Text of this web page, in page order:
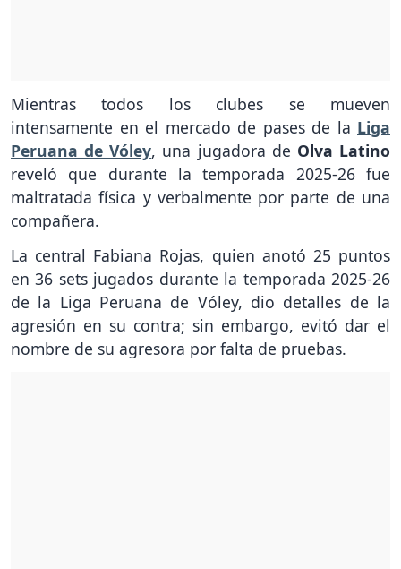
Mientras todos los clubes se mueven
intensamente en el mercado de pases de la Liga
Peruana de Vóley, una jugadora de Olva Latino
reveló que durante la temporada 2025-26 fue
maltratada física y verbalmente por parte de una
compañera.
La central Fabiana Rojas, quien anotó 25 puntos
en 36 sets jugados durante la temporada 2025-26
de la Liga Peruana de Vóley, dio detalles de la
agresión en su contra; sin embargo, evitó dar el
nombre de su agresora por falta de pruebas.